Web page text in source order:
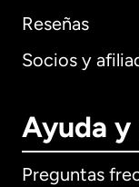
Reseñas
Socios y
Ayuda y
Preguntas